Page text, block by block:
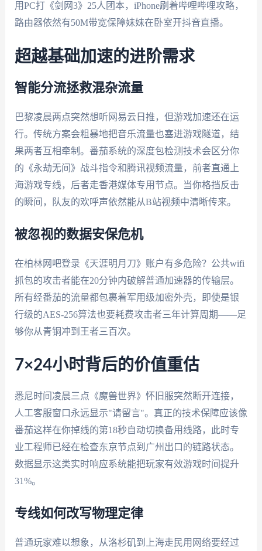
用PC打《剑网3》25人团本，iPhone刷着哔哩哔哩攻略，
路由器依然有50M带宽保障妹妹在卧室开抖音直播。
超越基础加速的进阶需求
智能分流拯救混杂流量
巴黎凌晨两点突然想听网易云日推，但游戏加速还在运
行。传统方案会粗暴地把音乐流量也塞进游戏隧道，结
果两者互相牵制。番茄系统的深度包检测技术会区分你
的《永劫无间》战斗指令和腾讯视频流量，前者直通上
海游戏专线，后者走香港媒体专用节点。当你格挡反击
的瞬间，队友的欢呼声依然能从B站视频中清晰传来。
被忽视的数据安保危机
在柏林网吧登录《天涯明月刀》账户有多危险？公共wifi
抓包的攻击者能在20分钟内破解普通加速器的传输层。
所有经番茄的流量都包裹着军用级加密外壳，即使是银
行级的AES-256算法也要耗费攻击者三年计算周期——足
够你从青铜冲到王者三百次。
7×24小时背后的价值重估
悉尼时间凌晨三点《魔兽世界》怀旧服突然断开连接，
人工客服窗口永远显示"请留言"。真正的技术保障应该像
番茄这样在你掉线的第18秒自动切换备用线路，此时专
业工程师已经在检查东京节点到广州出口的链路状态。
数据显示这类实时响应系统能把玩家有效游戏时间提升
31%。
专线如何改写物理定律
普通玩家难以想象，从洛杉矶到上海走民用网络要经过